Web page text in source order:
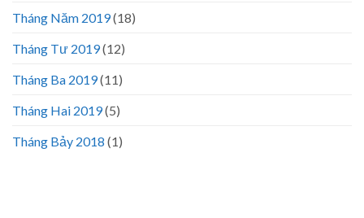
Tháng Năm 2019(18)
Tháng Tư 2019(12)
Tháng Ba 2019(11)
Tháng Hai 2019(5)
Tháng Bảy 2018 (1)